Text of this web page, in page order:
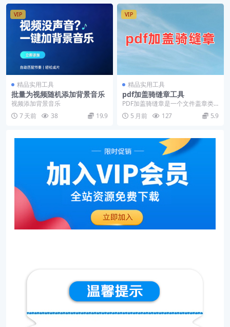
VIP
精品实用工具
批量为视频随机添加背景音乐
视频添加背景音乐
7 天前
38 19.9
VIP
精品实用工具
pdf加盖骑缝章工具
PDF加盖骑缝章是一个文件盖章类
软件，各种类型的印章都可以去添
加到文件上面
5 月前 127 5.9